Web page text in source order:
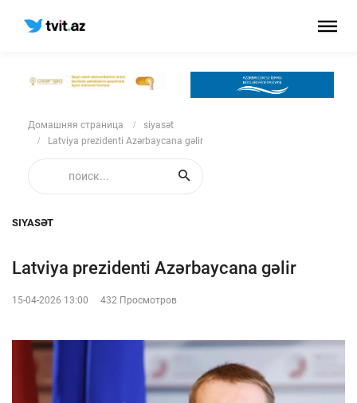
Домашняя страница
siyasət
Latviya prezidenti Azərbaycana gəlir
SIYASƏT
Latviya prezidenti Azərbaycana gəlir
15-04-2026 13:00 432 Просмотров